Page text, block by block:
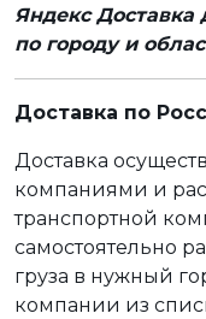
Яндекс Доставка
по городу и
Доставка по
Доставка
компаниями и
транспортной
самостоятельно
груза в нужный
компании из